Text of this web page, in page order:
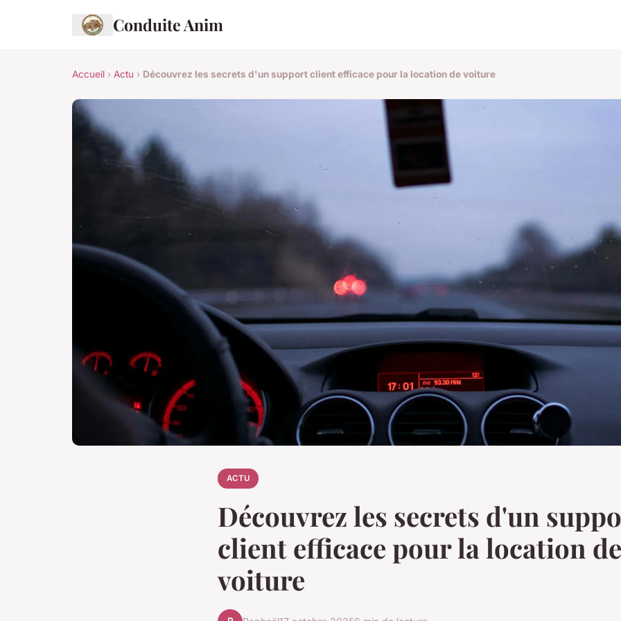
Conduite Anim
Accueil › Actu › Découvrez les secrets d'un support client efficace pour la location de voiture
ACTU
Découvrez les secrets d'un
client efficace pour la location de
voiture